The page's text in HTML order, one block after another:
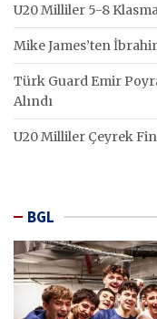
U20 Milliler 5-8
Mike James’ten
Türk Guard Emir
Alındı
U20 Milliler Çeyrek
BGL